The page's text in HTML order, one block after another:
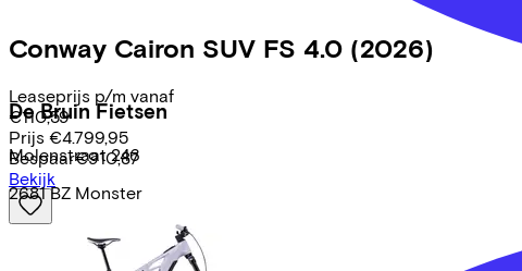
De Bruin Fietsen
Molenstraat 246
2681 BZ Monster
Conway Cairon SUV FS 4.0 (2026)
Leaseprijs p/m vanaf
€110,59
Prijs €4.799,95
Bespaar€910,87
Bekijk